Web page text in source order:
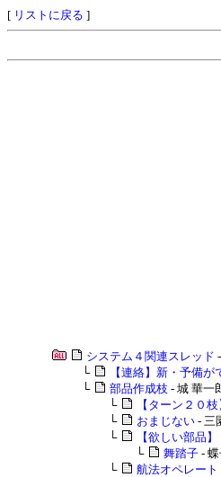
[ リストに戻る ]
システム４関連スレッド
└
【連絡】新・予備が
└
部品作成枝 - 城 華一
└
【ターン２０
└
おまじない - 三
└
【欲しい部品
└
舞踏子 -
└
航法オペレート